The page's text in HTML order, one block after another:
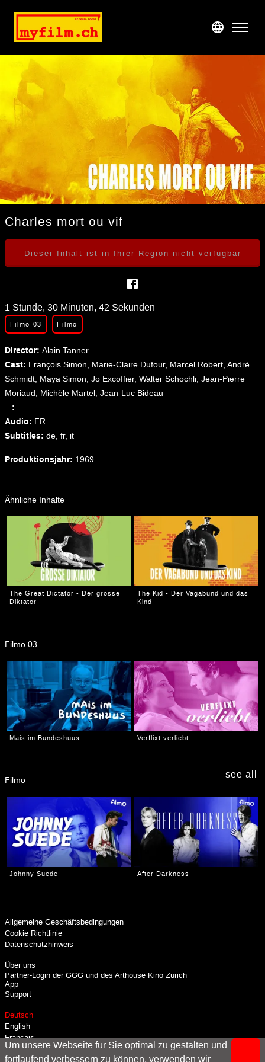
Katalog
Demnächst
Preise & Konditionen
Registrieren
Um unsere Webseite für Sie optimal zu gestalten und
fortlaufend verbessern zu können, verwenden wir
Charles mort ou vif
Dieser Inhalt ist in Ihrer Region nicht verfügbar
1 Stunde, 30 Minuten, 42 Sekunden
Filmo 03 Filmo
Director: Alain Tanner
Cast: François Simon, Marie-Claire Dufour, Marcel Robert, André
Schmidt, Maya Simon, Jo Excoffier, Walter Schochli, Jean-Pierre
Moriaud, Michèle Martel, Jean-Luc Bideau
   :
Audio: FR
Subtitles: de, fr, it
Produktionsjahr: 1969
Unfortunately, the title cannot be played at the moment for
technical reasons.
Ähnliche Inhalte
The Great Dictator - Der grosse
Diktator
The Kid - Der Vagabund und das
Kind
Filmo 03
Mais im Bundeshuus Verflixt verliebt
Filmo
see all
Johnny Suede After Darkness
Allgemeine Geschäftsbedingungen
Cookie Richtlinie
Datenschutzhinweis
Über uns
Partner-Login der GGG und des Arthouse Kino Zürich
App
Support
Deutsch
English
Français
Italiano